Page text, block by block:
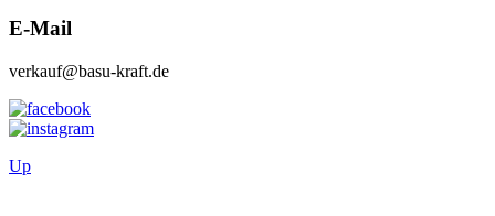
E-Mail
verkauf@basu-kraft.de
Up